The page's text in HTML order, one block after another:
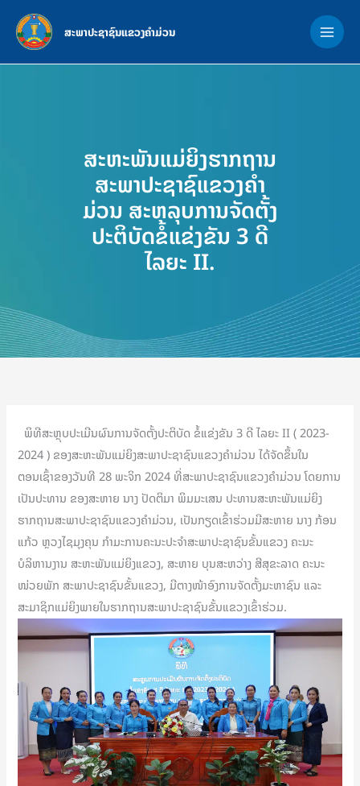
content
ສະພາປະຊາຊົນແຂວງຄຳມ່ວນ
ສະຫະພັນແມ່ຍິງຮາກຖານ
ສະພາປະຊາຊົແຂວງຄຳ
ມ່ວນ ສະຫລຸບການຈັດຕັ້ງ
ປະຕິບັດຂໍ້ແຂ່ງຂັນ 3 ດີ
ໄລຍະ II.
ພິທີສະຫຼຸບປະເມີນຜົນການຈັດຕັ້ງປະຕິບັດ ຂໍ້ແຂ່ງຂັນ 3 ດີ ໄລຍະ II ( 2023-
2024 ) ຂອງສະຫະພັນແມ່ຍິງສະພາປະຊາຊົນແຂວງຄຳມ່ວນ ໄດ້ຈັດຂຶ້ນໃນ
ຕອນເຊົ້າຂອງວັນທີ 28 ພະຈິກ 2024 ທີ່ສະພາປະຊາຊົນແຂວງຄຳມ່ວນ ໂດຍການ
ເປັນປະທານ ຂອງສະຫາຍ ນາງ ປັດຕິມາ ພິມມະເສນ ປະທານສະຫະພັນແມ່ຍິງ
ຮາກຖານສະພາປະຊາຊົນແຂວງຄໍາມ່ວນ, ເປັນກຽດເຂົ້າຮ່ວມມີສະຫາຍ ນາງ ກ້ອນ
ແກ້ວ ຫຼວງໄຊມຸງຄຸນ ກຳມະການຄະນະປະຈໍາສະພາປະຊາຊົນຂັ້ນແຂວງ ຄະນະ
ບໍລິຫານງານ ສະຫະພັນແມ່ຍິງແຂວງ, ສະຫາຍ ບຸນສະຫວ່າງ ສີສຸຂະລາດ ຄະນະ
ໜ່ວຍພັກ ສະພາປະຊາຊົນຂັ້ນແຂວງ, ມີຕາງໜ້າອົງການຈັດຕັ້ງມະຫາຊົນ ແລະ
ສະມາຊິກແມ່ຍິງພາຍໃນຮາກຖານສະພາປະຊາຊົນຂັ້ນແຂວງເຂົ້າຮ່ວມ.